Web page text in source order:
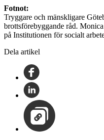
Fotnot:
Tryggare och mänskligare
brottsförebyggande råd.
på Institutionen för socialt
Dela artikel